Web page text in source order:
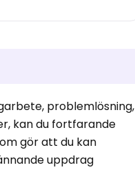
problemlösning,
kan du fortfarande
gör att du kan
uppdrag